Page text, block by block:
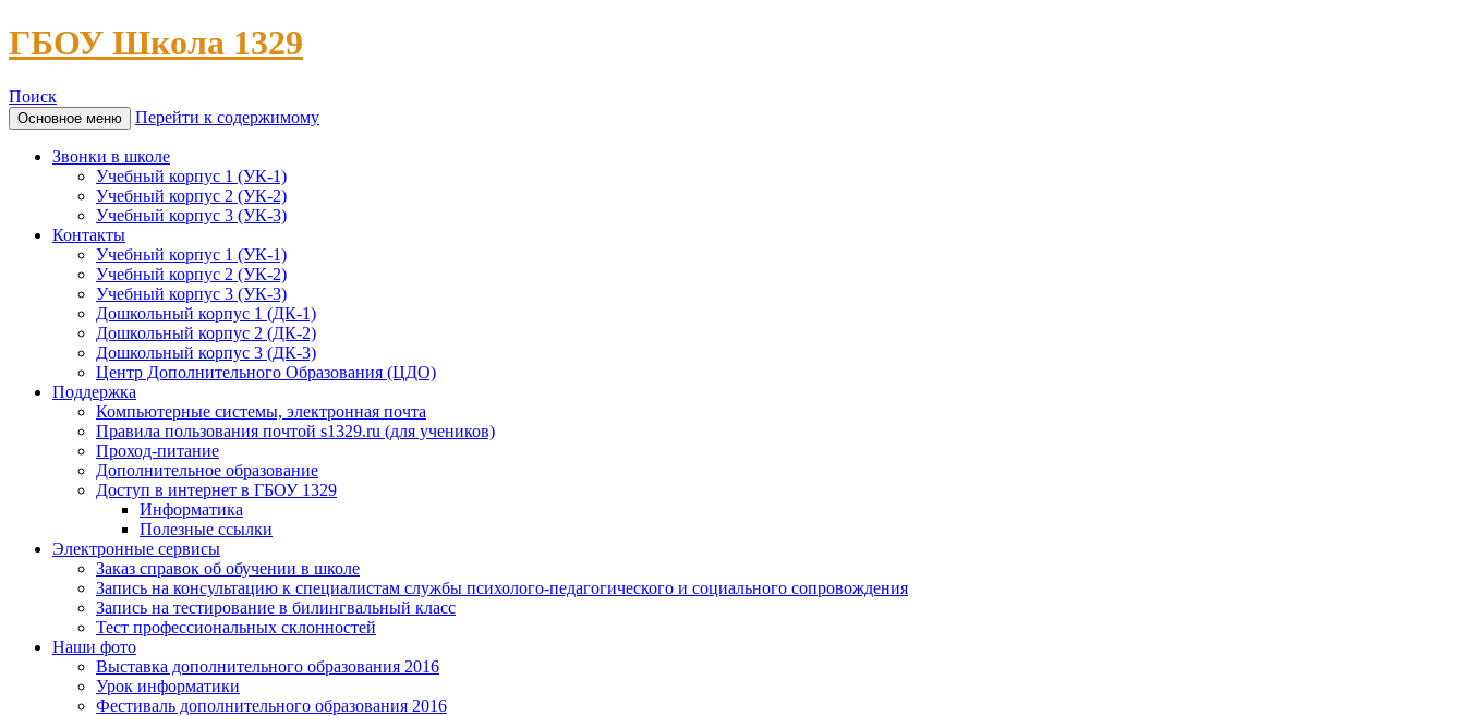
ГБОУ Школа 1329
Поиск
Основное меню Перейти к содержимому
Звонки в школе
Учебный корпус 1 (УК-1)
Учебный корпус 2 (УК-2)
Учебный корпус 3 (УК-3)
Контакты
Учебный корпус 1 (УК-1)
Учебный корпус 2 (УК-2)
Учебный корпус 3 (УК-3)
Дошкольный корпус 1 (ДК-1)
Дошкольный корпус 2 (ДК-2)
Дошкольный корпус 3 (ДК-3)
Центр Дополнительного Образования (ЦДО)
Поддержка
Компьютерные системы, электронная почта
Правила пользования почтой s1329.ru (для учеников)
Проход-питание
Дополнительное образование
Доступ в интернет в ГБОУ 1329
Информатика
Полезные ссылки
Электронные сервисы
Заказ справок об обучении в школе
Запись на консультацию к специалистам службы психолого-педагогического и социального сопровождения
Запись на тестирование в билингвальный класс
Тест профессиональных склонностей
Наши фото
Выставка дополнительного образования 2016
Урок информатики
Фестиваль дополнительного образования 2016